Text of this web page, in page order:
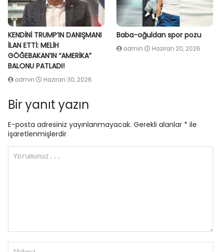
KENDİNİ TRUMP’IN DANIŞMANI
İLAN ETTİ: MELİH
GÖĞEBAKAN’IN “AMERİKA”
BALONU PATLADI!
admin Haziran 30, 2026
Baba-oğuldan spor pozu
admin Haziran 20, 2026
Bir yanıt yazın
E-posta adresiniz yayınlanmayacak. Gerekli alanlar * ile
işaretlenmişlerdir